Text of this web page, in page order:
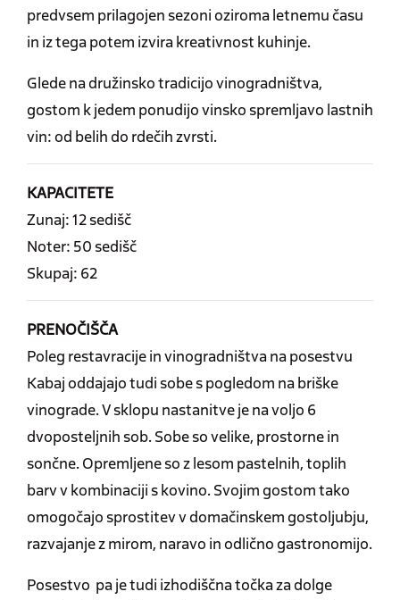
predvsem prilagojen sezoni oziroma letnemu času
in iz tega potem izvira kreativnost kuhinje.
Glede na družinsko tradicijo vinogradništva,
gostom k jedem ponudijo vinsko spremljavo lastnih
vin: od belih do rdečih zvrsti.
KAPACITETE
Zunaj: 12 sedišč
Noter: 50 sedišč
Skupaj: 62
PRENOČIŠČA
Poleg restavracije in vinogradništva na posestvu
Kabaj oddajajo tudi sobe s pogledom na briške
vinograde. V sklopu nastanitve je na voljo 6
dvoposteljnih sob. Sobe so velike, prostorne in
sončne. Opremljene so z lesom pastelnih, toplih
barv v kombinaciji s kovino. Svojim gostom tako
omogočajo sprostitev v domačinskem gostoljubju,
razvajanje z mirom, naravo in odlično gastronomijo.
Posestvo pa je tudi izhodiščna točka za dolge